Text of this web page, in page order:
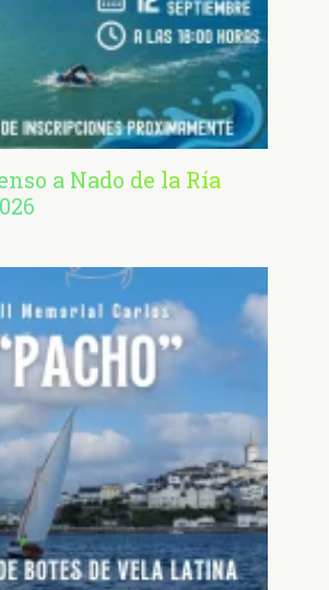
a Nado de la Ría